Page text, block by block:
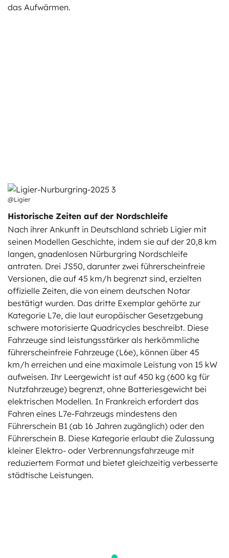
das Aufwärmen.
@Ligier
Historische Zeiten auf der Nordschleife
Nach ihrer Ankunft in Deutschland schrieb Ligier mit
seinen Modellen Geschichte, indem sie auf der 20,8 km
langen, gnadenlosen Nürburgring Nordschleife
antraten. Drei JS50, darunter zwei führerscheinfreie
Versionen, die auf 45 km/h begrenzt sind, erzielten
offizielle Zeiten, die von einem deutschen Notar
bestätigt wurden. Das dritte Exemplar gehörte zur
Kategorie L7e, die laut europäischer Gesetzgebung
schwere motorisierte Quadricycles beschreibt. Diese
Fahrzeuge sind leistungsstärker als herkömmliche
führerscheinfreie Fahrzeuge (L6e), können über 45
km/h erreichen und eine maximale Leistung von 15 kW
aufweisen. Ihr Leergewicht ist auf 450 kg (600 kg für
Nutzfahrzeuge) begrenzt, ohne Batteriesgewicht bei
elektrischen Modellen. In Frankreich erfordert das
Fahren eines L7e-Fahrzeugs mindestens den
Führerschein B1 (ab 16 Jahren zugänglich) oder den
Führerschein B. Diese Kategorie erlaubt die Zulassung
kleiner Elektro- oder Verbrennungsfahrzeuge mit
reduziertem Format und bietet gleichzeitig verbesserte
städtische Leistungen.